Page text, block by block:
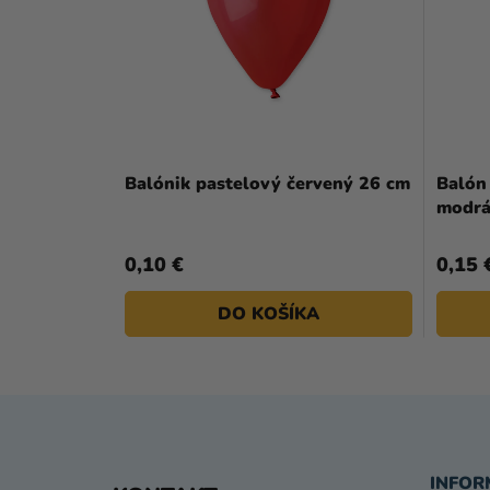
Balónik pastelový červený 26 cm
0,10 €
DO KOŠÍKA
0,15